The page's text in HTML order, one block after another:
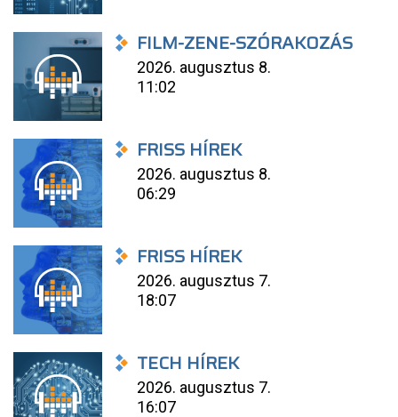
FILM-ZENE-SZÓRAKOZÁS
2026. augusztus 8.
11:02
FRISS HÍREK
2026. augusztus 8.
06:29
FRISS HÍREK
2026. augusztus 7.
18:07
TECH HÍREK
2026. augusztus 7.
16:07